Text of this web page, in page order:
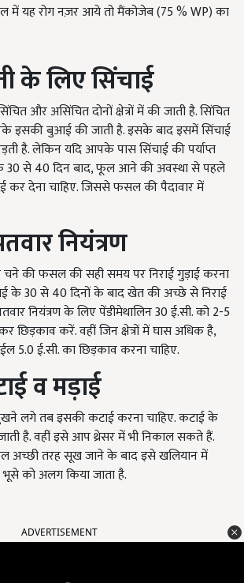
में यह रोग नज़र आये तो मैंकोजेब (75 % WP) का
के लिए सिंचाई
और असिंचित दोनों क्षेत्रों में की जाती है. सिंचित
इसकी बुआई की जाती है. इसके बाद इसमें सिंचाई
है. लेकिन यदि आपके पास सिंचाई की पर्याप्त
30 से 40 दिन बाद, फूल आने की अवस्था से पहले
कर देना चाहिए. जिससे फसल की पैदावार में
नियंत्रण
चने की फसल की सही समय पर निराई गुड़ाई करना
30 से 40 दिनों के बाद खेत की अच्छे से निराई
नियंत्रण के लिए पेंडीमेथालिन 30 ई.सी. को 2-5
छिड़काव करें. वहीं जिन क्षेत्रों में घास अधिक है,
5.0 ई.सी. का छिड़काव करना चाहिए.
व मड़ाई
तब इसकी कटाई करना चाहिए. कटाई के
है. वहीं इसे आप थ्रेसर में भी निकाल सकते हैं.
तरह सूख जाने के बाद इसे खलियान में
को अलग किया जाता है.
ADVERTISEMENT